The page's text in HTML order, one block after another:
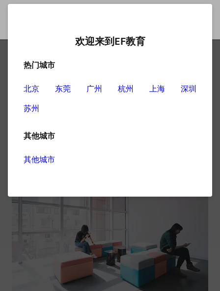
成人在线英语学习如何提高
记忆
管理者对于英语学习的需求也是日益增多。为此，上海成
人在线英语平台为大家分享一些快速提高记忆的好方法。
欢迎来到EF教育
热门城市
北京 东莞 广州 杭州 上海
深圳
苏州
其他城市
其他城市